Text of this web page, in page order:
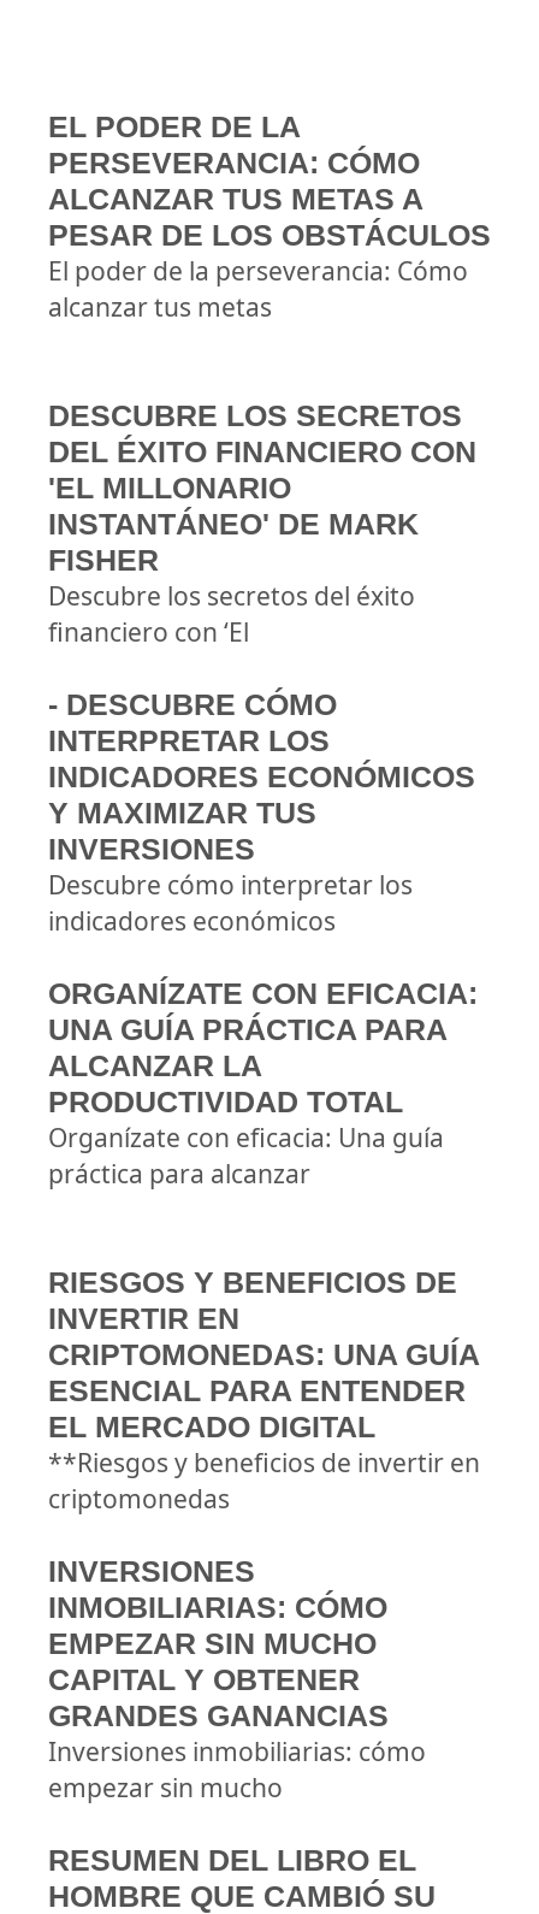
EL PODER DE LA
PERSEVERANCIA: CÓMO
ALCANZAR TUS METAS A
PESAR DE LOS OBSTÁCULOS
El poder de la perseverancia: Cómo
alcanzar tus metas
DESCUBRE LOS SECRETOS
DEL ÉXITO FINANCIERO CON
'EL MILLONARIO
INSTANTÁNEO' DE MARK
FISHER
Descubre los secretos del éxito
financiero con ‘El
- DESCUBRE CÓMO
INTERPRETAR LOS
INDICADORES ECONÓMICOS
Y MAXIMIZAR TUS
INVERSIONES
Descubre cómo interpretar los
indicadores económicos
ORGANÍZATE CON EFICACIA:
UNA GUÍA PRÁCTICA PARA
ALCANZAR LA
PRODUCTIVIDAD TOTAL
Organízate con eficacia: Una guía
práctica para alcanzar
RIESGOS Y BENEFICIOS DE
INVERTIR EN
CRIPTOMONEDAS: UNA GUÍA
ESENCIAL PARA ENTENDER
EL MERCADO DIGITAL
**Riesgos y beneficios de invertir en
criptomonedas
INVERSIONES
INMOBILIARIAS: CÓMO
EMPEZAR SIN MUCHO
CAPITAL Y OBTENER
GRANDES GANANCIAS
Inversiones inmobiliarias: cómo
empezar sin mucho
RESUMEN DEL LIBRO EL
HOMBRE QUE CAMBIÓ SU